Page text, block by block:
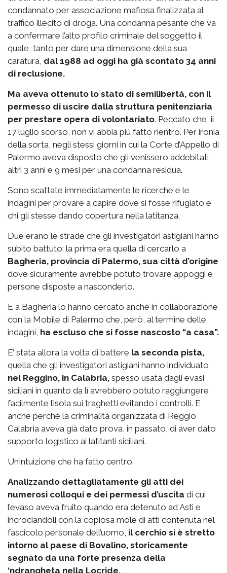
condannato per associazione mafiosa finalizzata al
traffico illecito di droga. Una condanna pesante che va
a confermare l’alto profilo criminale del soggetto il
quale, tanto per dare una dimensione della sua
caratura, dal 1988 ad oggi ha già scontato 34 anni
di reclusione.
Ma aveva ottenuto lo stato di semilibertà, con il
permesso di uscire dalla struttura penitenziaria
per prestare opera di volontariato. Peccato che, il
17 luglio scorso, non vi abbia più fatto rientro. Per ironia
della sorta, negli stessi giorni in cui la Corte d’Appello di
Palermo aveva disposto che gli venissero addebitati
altri 3 anni e 9 mesi per una condanna residua.
Sono scattate immediatamente le ricerche e le
indagini per provare a capire dove si fosse rifugiato e
chi gli stesse dando copertura nella latitanza.
Due erano le strade che gli investigatori astigiani hanno
subito battuto: la prima era quella di cercarlo a
Bagheria, provincia di Palermo, sua città d’origine
dove sicuramente avrebbe potuto trovare appoggi e
persone disposte a nasconderlo.
E a Bagheria lo hanno cercato anche in collaborazione
con la Mobile di Palermo che, però, al termine delle
indagini, ha escluso che si fosse nascosto “a casa”.
E’ stata allora la volta di battere la seconda pista,
quella che gli investigatori astigiani hanno individuato
nel Reggino, in Calabria, spesso usata dagli evasi
siciliani in quanto da lì avrebbero potuto raggiungere
facilmente l’isola sui traghetti evitando i controlli. E
anche perché la criminalità organizzata di Reggio
Calabria aveva già dato prova, in passato, di aver dato
supporto logistico ai latitanti siciliani.
Un’intuizione che ha fatto centro.
Analizzando dettagliatamente gli atti dei
numerosi colloqui e dei permessi d’uscita di cui
l’evaso aveva fruito quando era detenuto ad Asti e
incrociandoli con la copiosa mole di atti contenuta nel
fascicolo personale dell’uomo, il cerchio si è stretto
intorno al paese di Bovalino, storicamente
segnato da una forte presenza della
‘ndrangheta nella Locride.